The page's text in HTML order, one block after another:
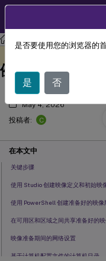
Citrix DaaS
使用 Amazon
例中的准备好的
May 4, 2026
投稿者:
C
在本文中
关键步骤
使用 Studio 创建映像定义和初始映
使用 PowerShell 创建准备好的映像
在可用区和区域之间共享准备好的映
映像准备期间的网络设置
基于计算机配置文件的计算机目录
是否要使用您的浏览器的
是 否